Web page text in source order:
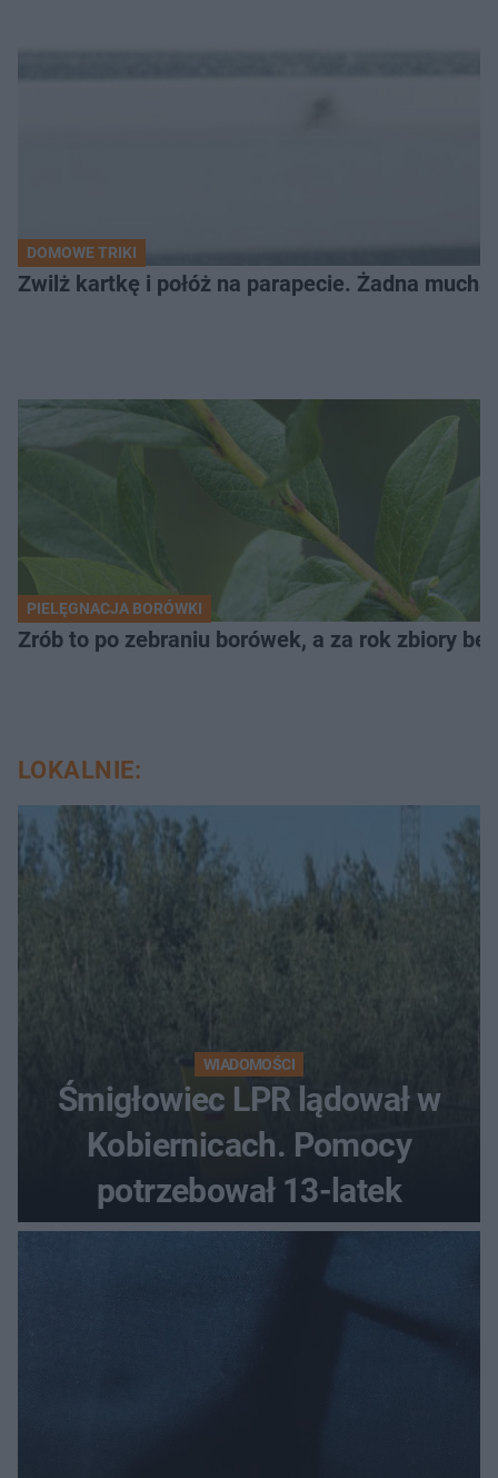
DOMOWE TRIKI
Zwilż kartkę i połóż na parapecie. Żadna
PIELĘGNACJA BORÓWKI
Zrób to po zebraniu borówek, a za rok zbiory
LOKALNIE:
WIADOMOŚCI
Śmigłowiec LPR lądował w
Kobiernicach. Pomocy
potrzebował 13-latek